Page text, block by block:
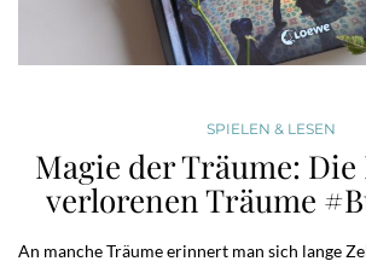
SPIELEN & LESEN
Magie der Träume:
verlorenen Träume
An manche Träume erinnert man sich lange